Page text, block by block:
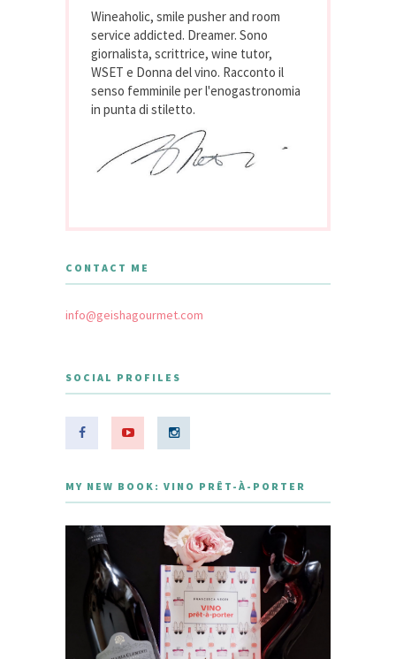
Wineaholic, smile pusher and room
service addicted. Dreamer. Sono
giornalista, scrittrice, wine tutor,
WSET e Donna del vino. Racconto il
senso femminile per l'enogastronomia
in punta di stiletto.
CONTACT ME
info@geishagourmet.com
SOCIAL PROFILES
MY NEW BOOK: VINO PRÊT-À-PORTER